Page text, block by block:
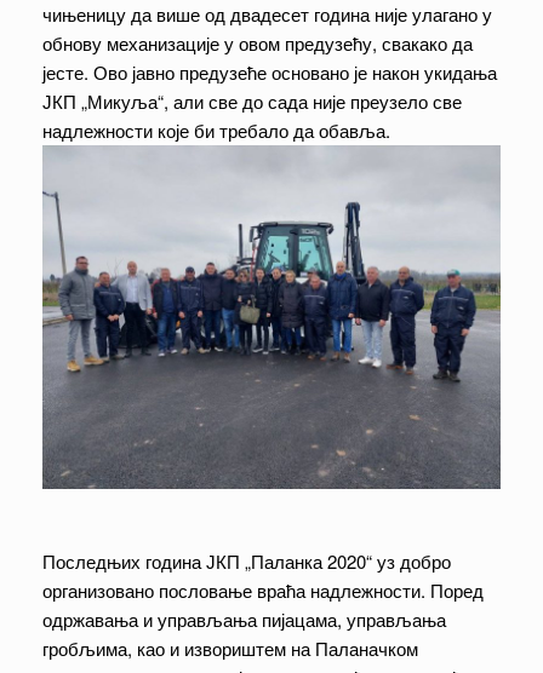
чињеницу да више од двадесет година није улагано у
обнову механизације у овом предузећу, свакако да
јесте. Ово јавно предузеће основано је након укидања
ЈКП „Микуља“, али све до сада није преузело све
надлежности које би требало да обавља.
Последњих година ЈКП „Паланка 2020“ уз добро
организовано пословање враћа надлежности. Поред
одржавања и управљања пијацама, управљања
гробљима, као и извориштем на Паланачком